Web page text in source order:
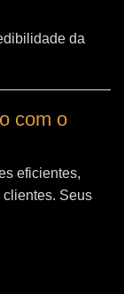
da
com o
eficientes,
Seus